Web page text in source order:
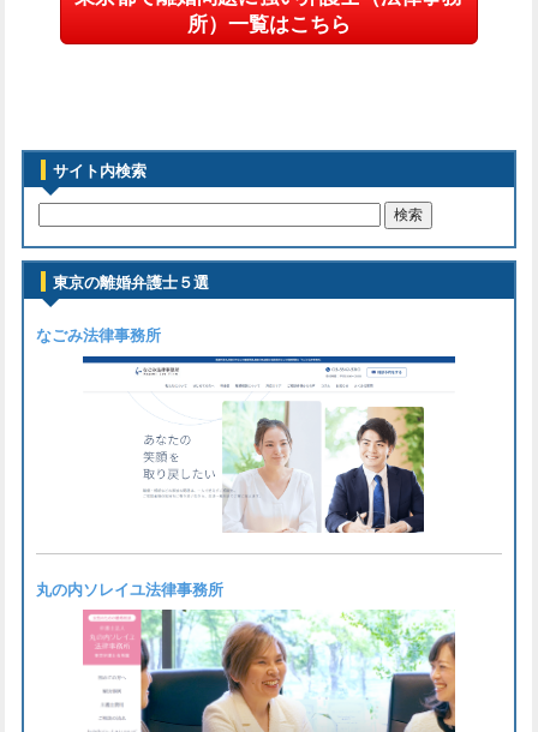
所）一覧はこちら
サイト内検索
東京の離婚弁護士５選
なごみ法律事務所
丸の内ソレイユ法律事務所